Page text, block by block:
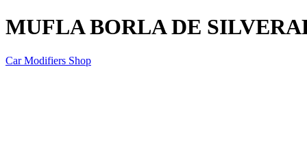
MUFLA BORLA DE
Car Modifiers Shop